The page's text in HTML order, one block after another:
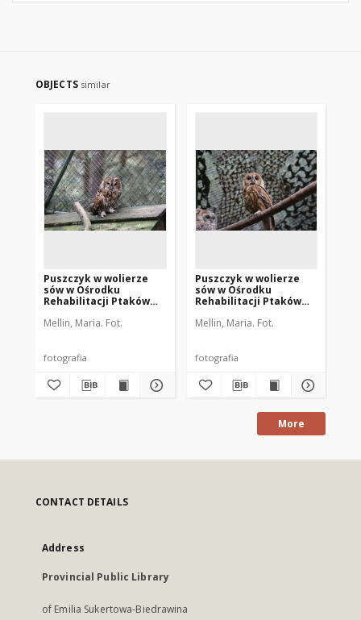
OBJECTS similar
Puszczyk w wolierze
sów w Ośrodku
Rehabilitacji Ptaków
[1]
Mellin, Maria. Fot.
fotografia
Puszczyk w wolierze
sów w Ośrodku
Rehabilitacji Ptaków
[2]
Mellin, Maria. Fot.
fotografia
More
CONTACT DETAILS
Address
Provincial Public Library
of Emilia Sukertowa-Biedrawina